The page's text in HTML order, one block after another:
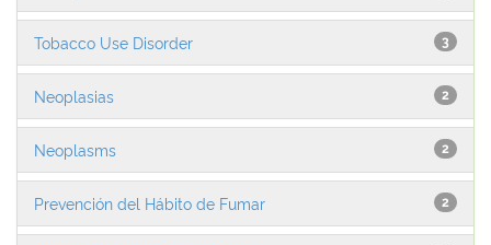
3
Tobacco Use Disorder
2
Neoplasias
2
Neoplasms
2
Prevención del Hábito de Fumar